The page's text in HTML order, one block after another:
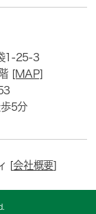
1-25-3
[MAP]
5分
[会社概要]